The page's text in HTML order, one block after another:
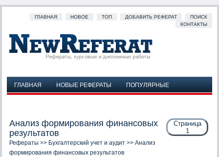
ГЛАВНАЯ НОВОЕ ТОП ДОБАВИТЬ РЕФЕРАТ
ПОИСК
КОНТАКТЫ
ГЛАВНАЯ НОВЫЕ РЕФЕРАТЫ
ПОПУЛЯРНЫЕ
Страница
1
Анализ формирования финансовых
результатов
Рефераты >> Бухгалтерский учет и аудит >> Анализ
формирования финансовых результатов